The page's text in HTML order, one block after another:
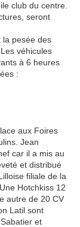
club du centre.
seront
la pesée des
véhicules
à 6 heures
:
aux Foires
Jean
car il a mis au
et distribué
filiale de la
Hotchkiss 12
autre de 20 CV
Latil sont
et